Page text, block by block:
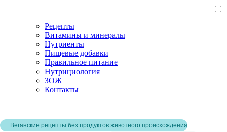
Рецепты
Витамины и минералы
Нутриенты
Пищевые добавки
Правильное питание
Нутрициология
ЗОЖ
Контакты
Веганские рецепты без продуктов животного происхождения